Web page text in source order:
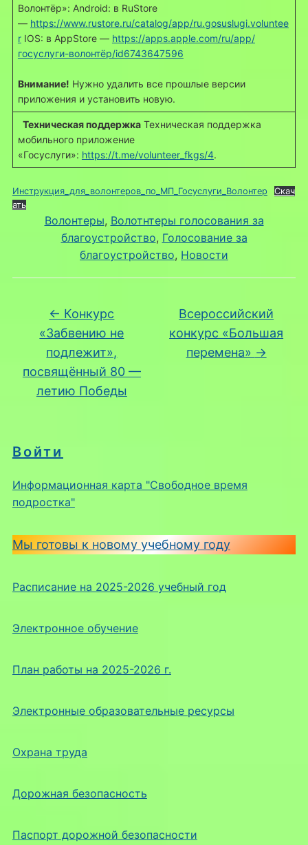
Войти
Информационная карта "Свободное время
подростка"
Мы готовы к новому учебному году
Расписание на 2025-2026 учебный год
Электронное обучение
План работы на 2025-2026 г.
Электронные образовательные ресурсы
Охрана труда
Дорожная безопасность
Паспорт дорожной безопасности
Волонтёр»: Android: в RuStore
— https://www.rustore.ru/catalog/app/ru.gosuslugi.voluntee
rIOS: в AppStore — https://apps.apple.com/ru/app/
госуслуги-волонтёр/id6743647596
Внимание! Нужно удалить все прошлые версии
приложения и установить новую.
Техническая поддержкаТехническая поддержка
мобильного приложение
«Госуслуги»: https://t.me/volunteer_fkgs/4.
Инструкция_для_волонтеров_по_МП_Госуслуги_Волонтер
Скач
ать
Волонтеры, Волотнтеры голосования за
благоустройство, Голосование за
благоустройство, Новости
← Конкурс
«Забвению не
подлежит»,
посвящённый 80 —
летию Победы
Всероссийский
конкурс «Большая
перемена» →